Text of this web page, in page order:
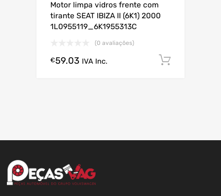
Motor limpa vidros frente com
tirante SEAT IBIZA II (6K1) 2000
1L0955119_6K1955313C
(0 avaliações)
€59.03 IVA Inc.